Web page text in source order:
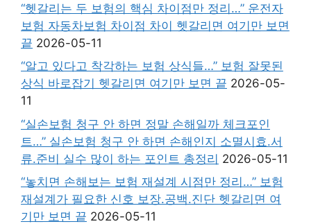
“헷갈리는 두 보험의 핵심 차이점만 정리…” 운전자
보험 자동차보험 차이점 차이 헷갈리면 여기만 보면
끝 2026-05-11
“알고 있다고 착각하는 보험 상식들…” 보험 잘못된
상식 바로잡기 헷갈리면 여기만 보면 끝 2026-05-
11
“실손보험 청구 안 하면 정말 손해일까 체크포인
트…” 실손보험 청구 안 하면 손해인지 소멸시효.서
류.준비 실수 많이 하는 포인트 총정리 2026-05-11
“놓치면 손해보는 보험 재설계 시점만 정리…” 보험
재설계가 필요한 신호 보장.공백.진단 헷갈리면 여
기만 보면 끝 2026-05-11